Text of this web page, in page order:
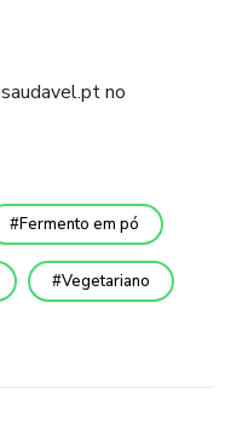
no
Fermento em pó⁣
Vegetariano